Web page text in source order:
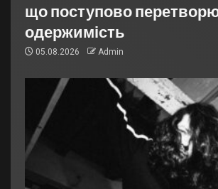
що поступово
одержимість
05.08.2026 Admin